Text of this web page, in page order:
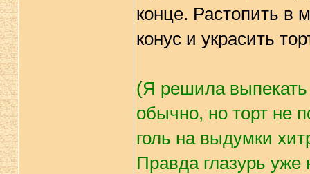
конце. Растопить в
конус и украсить
(Я решила
обычно, но торт не
голь на выдумки
Правда глазурь